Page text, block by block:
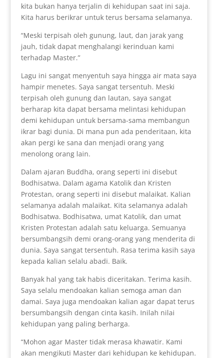
kita bukan hanya terjalin di kehidupan saat ini saja.
Kita harus berikrar untuk terus bersama selamanya.
“Meski terpisah oleh gunung, laut, dan jarak yang
jauh, tidak dapat menghalangi kerinduan kami
terhadap Master.”
Lagu ini sangat menyentuh saya hingga air mata saya
hampir menetes. Saya sangat tersentuh. Meski
terpisah oleh gunung dan lautan, saya sangat
berharap kita dapat bersama melintasi kehidupan
demi kehidupan untuk bersama-sama membangun
ikrar bagi dunia. Di mana pun ada penderitaan, kita
akan pergi ke sana dan menjadi orang yang
menolong orang lain.
Dalam ajaran Buddha, orang seperti ini disebut
Bodhisatwa. Dalam agama Katolik dan Kristen
Protestan, orang seperti ini disebut malaikat. Kalian
selamanya adalah malaikat. Kita selamanya adalah
Bodhisatwa. Bodhisatwa, umat Katolik, dan umat
Kristen Protestan adalah satu keluarga. Semuanya
bersumbangsih demi orang-orang yang menderita di
dunia. Saya sangat tersentuh. Rasa terima kasih saya
kepada kalian selalu abadi. Baik.
Banyak hal yang tak habis diceritakan. Terima kasih.
Saya selalu mendoakan kalian semoga aman dan
damai. Saya juga mendoakan kalian agar dapat terus
bersumbangsih dengan cinta kasih. Inilah nilai
kehidupan yang paling berharga.
“Mohon agar Master tidak merasa khawatir. Kami
akan mengikuti Master dari kehidupan ke kehidupan.